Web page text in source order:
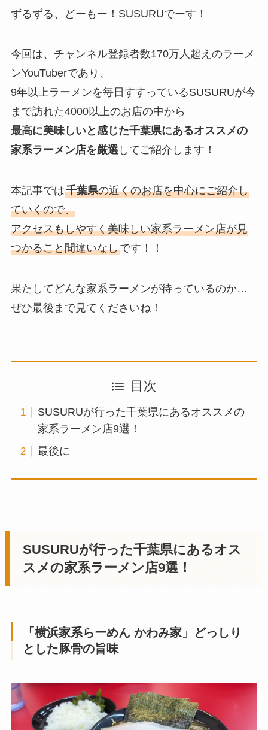
ずるずる、どーもー！SUSURUでーす！
今回は、チャンネル登録者数170万人超えのラーメ
ンYouTuberであり、
9年以上ラーメンを毎日すすっているSUSURUが今
まで訪れた4000以上のお店の中から
最高に美味しいと感じた千葉県にあるオススメの
家系ラーメン店を厳選してご紹介します！
本記事では千葉県の近くのお店を中心にご紹介し
ていくので、
アクセスもしやすく美味しい家系ラーメン店が見
つかること間違いなしです！！
果たしてどんな家系ラーメンが待っているのか…
ぜひ最後まで見てくださいね！
目次
SUSURUが行った千葉県にあるオススメの
家系ラーメン店9選！
最後に
SUSURUが行った千葉県にあるオス
スメの家系ラーメン店9選！
「横浜家系らーめん かわみ家」どっしり
とした豚骨の旨味